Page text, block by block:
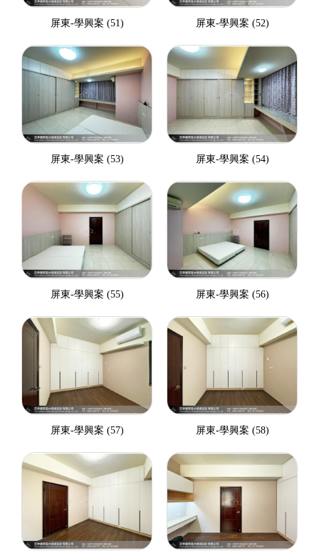
屏東-學興案 (51) 屏東-學興案 (52)
屏東-學興案 (53) 屏東-學興案 (54)
屏東-學興案 (55) 屏東-學興案 (56)
屏東-學興案 (57) 屏東-學興案 (58)